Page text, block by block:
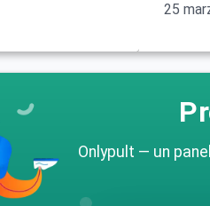
25
Onlypult — un